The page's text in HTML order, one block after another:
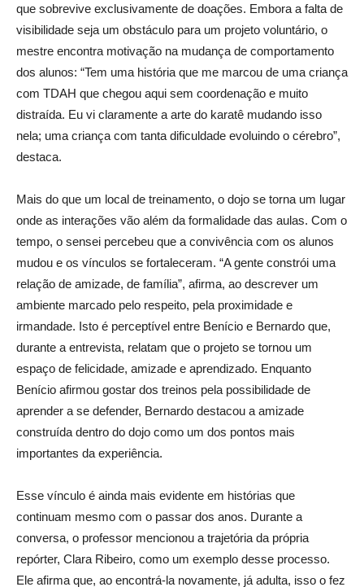
que sobrevive exclusivamente de doações. Embora a falta de
visibilidade seja um obstáculo para um projeto voluntário, o
mestre encontra motivação na mudança de comportamento
dos alunos: “Tem uma história que me marcou de uma criança
com TDAH que chegou aqui sem coordenação e muito
distraída. Eu vi claramente a arte do karatê mudando isso
nela; uma criança com tanta dificuldade evoluindo o cérebro”,
destaca.
Mais do que um local de treinamento, o dojo se torna um lugar
onde as interações vão além da formalidade das aulas. Com o
tempo, o sensei percebeu que a convivência com os alunos
mudou e os vínculos se fortaleceram. “A gente constrói uma
relação de amizade, de família”, afirma, ao descrever um
ambiente marcado pelo respeito, pela proximidade e
irmandade. Isto é perceptível entre Benício e Bernardo que,
durante a entrevista, relatam que o projeto se tornou um
espaço de felicidade, amizade e aprendizado. Enquanto
Benício afirmou gostar dos treinos pela possibilidade de
aprender a se defender, Bernardo destacou a amizade
construída dentro do dojo como um dos pontos mais
importantes da experiência.
Esse vínculo é ainda mais evidente em histórias que
continuam mesmo com o passar dos anos. Durante a
conversa, o professor mencionou a trajetória da própria
repórter, Clara Ribeiro, como um exemplo desse processo.
Ele afirma que, ao encontrá-la novamente, já adulta, isso o fez